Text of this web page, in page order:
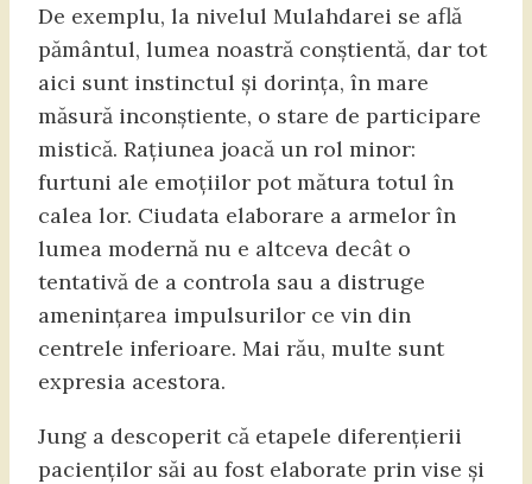
De exemplu, la nivelul Mulahdarei se află
pământul, lumea noastră conștientă, dar tot
aici sunt instinctul și dorința, în mare
măsură inconștiente, o stare de participare
mistică. Rațiunea joacă un rol minor:
furtuni ale emoțiilor pot mătura totul în
calea lor. Ciudata elaborare a armelor în
lumea modernă nu e altceva decât o
tentativă de a controla sau a distruge
amenințarea impulsurilor ce vin din
centrele inferioare. Mai rău, multe sunt
expresia acestora.
Jung a descoperit că etapele diferențierii
pacienților săi au fost elaborate prin vise și